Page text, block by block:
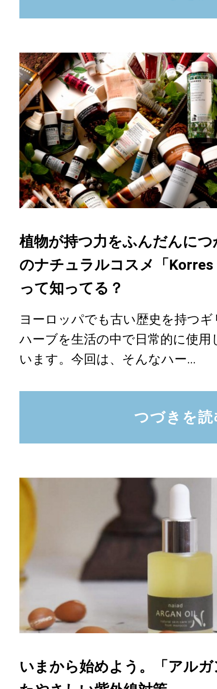
植物が持つ力をふんだんに
のナチュラルコスメ「
って知ってる？
ヨーロッパでも古い歴史を持つ
ハーブを生活の中で日常的に使
います。今回は、そんなハー...
つづきを読
いまから始めよう。「アル